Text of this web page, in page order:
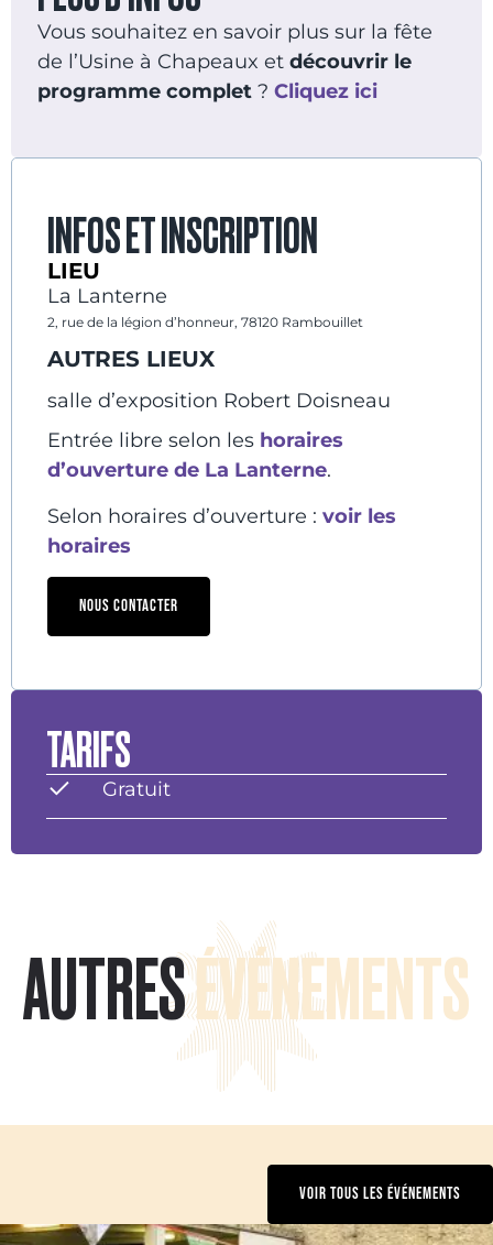
Vous souhaitez en savoir plus sur la fête
de l’Usine à Chapeaux et découvrir le
programme complet ? Cliquez ici
INFOS ET INSCRIPTION
LIEU
La Lanterne
2, rue de la légion d’honneur, 78120 Rambouillet
AUTRES LIEUX
salle d’exposition Robert Doisneau
Entrée libre selon les horaires
d’ouverture de La Lanterne.
Selon horaires d’ouverture : voir les
horaires
NOUS CONTACTER
TARIFS
Gratuit
AUTRESÉVÉNEMENTS
VOIR TOUS LES ÉVÉNEMENTS